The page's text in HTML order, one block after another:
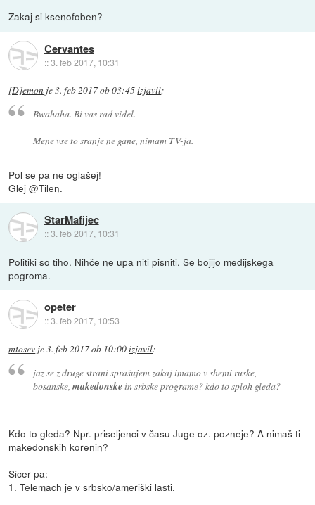
Zakaj si ksenofoben?
Cervantes
::3. feb 2017, 10:31
[D]emon je3. feb 2017 ob 03:45izjavil:
Bwahaha. Bi vas rad videl.
Mene vse to sranje ne gane, nimam TV-ja.
Pol se pa ne oglašej!
Glej @Tilen.
StarMafijec
::3. feb 2017, 10:31
Politiki so tiho. Nihče ne upa niti pisniti. Se bojijo medijskega
pogroma.
opeter
::3. feb 2017, 10:53
mtosev je3. feb 2017 ob 10:00izjavil:
jaz se z druge strani sprašujem zakaj imamo v shemi ruske,
bosanske, makedonskein srbske programe? kdo to sploh gleda?
Kdo to gleda? Npr. priseljenci v času Juge oz. pozneje? A nimaš ti
makedonskih korenin?
Sicer pa:
1. Telemach je v srbsko/ameriški lasti.